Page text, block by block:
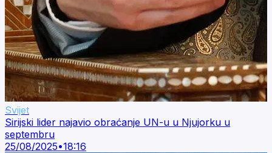
Svijet
Sirijski lider najavio obraćanje UN-u u Njujorku u
septembru
25/08/2025•18:16